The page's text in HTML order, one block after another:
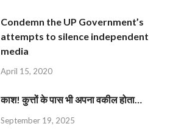
Condemn the UP Government’s
attempts to silence independent
media
April 15, 2020
काश! कुत्तों के पास भी अपना वकील होता…
September 19, 2025